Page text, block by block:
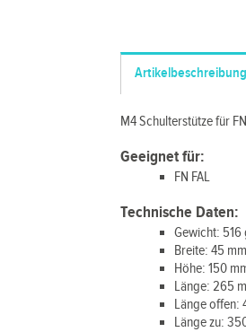
Artikelbeschreibung
M4 Schulterstütze für
Geeignet für:
FN FAL
Technische Daten:
Gewicht: 516
Breite: 45 mm
Höhe: 150
Länge: 265
Länge offen:
Länge zu: